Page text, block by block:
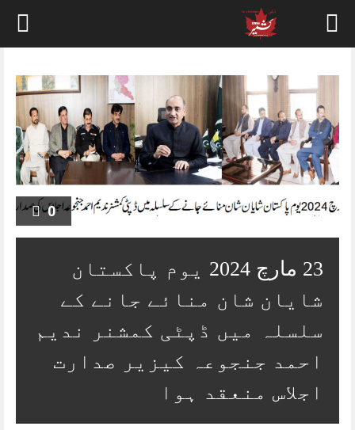
content
0
23 مارچ 2024 یوم پاکستان
شایان شان منائے جانے کے
سلسلہ میں ڈپٹی کمشنر ندیم
احمد جنجوعہ کیزیر صدارت
اجلاس منعقد ہوا